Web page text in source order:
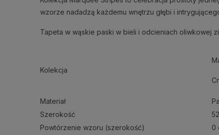
wzorze nadadzą każdemu wnętrzu głębi i
Tapeta w wąskie paski w bieli i odcieniach oliwkowej
Kolekcja
Materiał
Szerokość
Powtórzenie wzoru (szerokość)
0